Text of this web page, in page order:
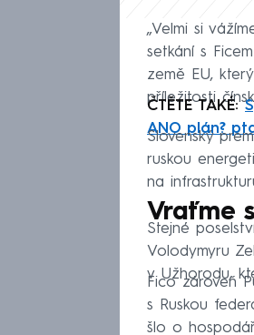
„Velmi si
setkání s
země EU,
příležitosti
ČTĚTE TAKÉ:
ANO plán?
Slovenský
ruskou
na
Vraťme
Stejné
Volodymyru
v Užhorodu,
Fico zároveň
s Ruskou
šlo o